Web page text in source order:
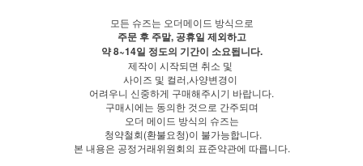
모든 슈즈는 오더메이드 방식으로
주문 후 주말, 공휴일 제외하고
약 8~14일 정도의 기간이 소요됩니다.
제작이 시작되면 취소 및
사이즈 및 컬러,사양변경이
어려우니 신중하게 구매해주시기 바랍니다.
구매시에는 동의한 것으로 간주되며
오더 메이드 방식의 슈즈는
청약철회(환불요청)이 불가능합니다.
본 내용은 공정거래위원회의 표준약관에 따릅니다.